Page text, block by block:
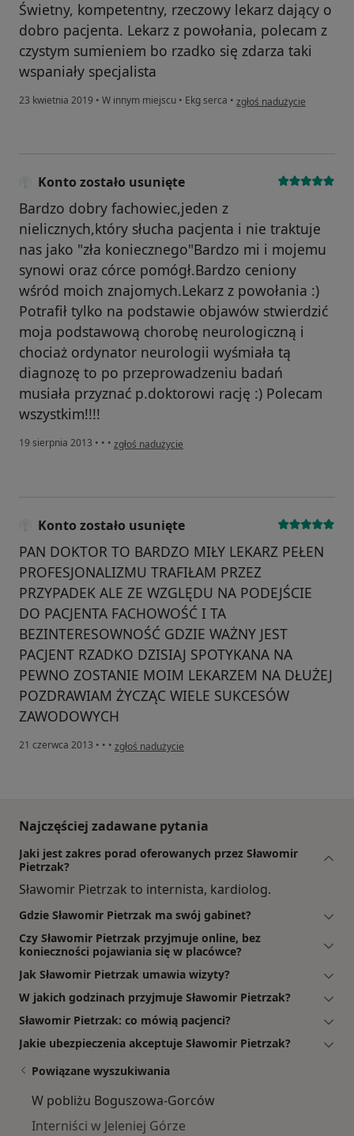
Świetny, kompetentny, rzeczowy lekarz dający o
dobro pacjenta. Lekarz z powołania, polecam z
czystym sumieniem bo rzadko się zdarza taki
wspaniały specjalista
23 kwietnia 2019 • W innym miejscu • Ekg serca • w opinii użytkownika
zgłoś nadużycie
Konto zostało usunięte
Bardzo dobry fachowiec,jeden z
nielicznych,który słucha pacjenta i nie traktuje
nas jako "zła koniecznego"Bardzo mi i mojemu
synowi oraz córce pomógł.Bardzo ceniony
wśród moich znajomych.Lekarz z powołania :)
Potrafił tylko na podstawie objawów stwierdzić
moja podstawową chorobę neurologiczną i
chociaż ordynator neurologii wyśmiała tą
diagnozę to po przeprowadzeniu badań
musiała przyznać p.doktorowi rację :) Polecam
wszystkim!!!!
19 sierpnia 2013 • • • w opinii użytkownika Konto zostało usunięte
zgłoś nadużycie
Konto zostało usunięte
PAN DOKTOR TO BARDZO MIŁY LEKARZ PEŁEN
PROFESJONALIZMU TRAFIŁAM PRZEZ
PRZYPADEK ALE ZE WZGLĘDU NA PODEJŚCIE
DO PACJENTA FACHOWOŚĆ I TA
BEZINTERESOWNOŚĆ GDZIE WAŻNY JEST
PACJENT RZADKO DZISIAJ SPOTYKANA NA
PEWNO ZOSTANIE MOIM LEKARZEM NA DŁUŻEJ
POZDRAWIAM ŻYCZĄC WIELE SUKCESÓW
ZAWODOWYCH
21 czerwca 2013 • • • w opinii użytkownika Konto zostało usunięte
zgłoś nadużycie
Najczęściej zadawane pytania
Jaki jest zakres porad oferowanych przez Sławomir
Pietrzak?
Sławomir Pietrzak to internista, kardiolog.
Gdzie Sławomir Pietrzak ma swój gabinet?
Czy Sławomir Pietrzak przyjmuje online, bez
konieczności pojawiania się w placówce?
Jak Sławomir Pietrzak umawia wizyty?
W jakich godzinach przyjmuje Sławomir Pietrzak?
Sławomir Pietrzak: co mówią pacjenci?
Jakie ubezpieczenia akceptuje Sławomir Pietrzak?
Powiązane wyszukiwania
W pobliżu Boguszowa-Gorców
Interniści w Jeleniej Górze